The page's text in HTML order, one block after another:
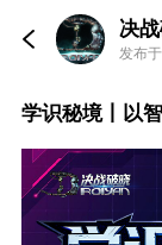
决
发布
学识秘境丨以